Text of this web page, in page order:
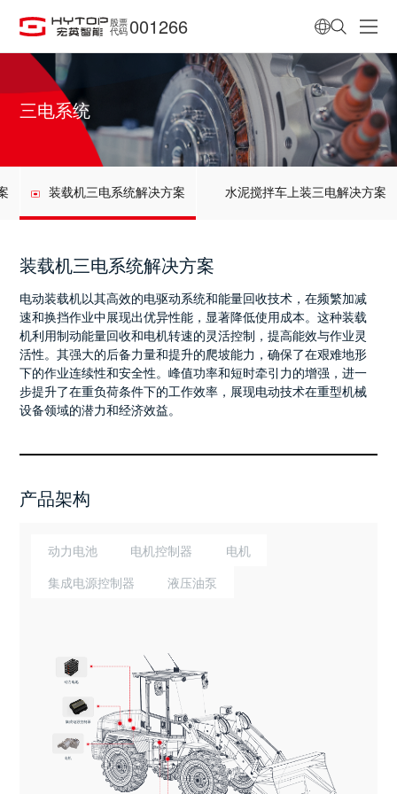
股票
代码 001266
三电系统
装载机三电系统解决方案 水泥搅拌车上装三电解决方案
装载机三电系统解决方案
电动装载机以其高效的电驱动系统和能量回收技术，在频繁加减
速和换挡作业中展现出优异性能，显著降低使用成本。这种装载
机利用制动能量回收和电机转速的灵活控制，提高能效与作业灵
活性。其强大的后备力量和提升的爬坡能力，确保了在艰难地形
下的作业连续性和安全性。峰值功率和短时牵引力的增强，进一
步提升了在重负荷条件下的工作效率，展现电动技术在重型机械
设备领域的潜力和经济效益。
产品架构
动力电池 电机控制器
电机
集成电源控制器
液压油泵